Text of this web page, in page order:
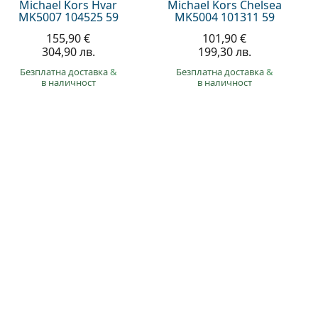
Michael Kors Hvar
MK5007 104525 59
155,90 €
304,90 лв.
Безплатна доставка&
в наличност
Michael Kors Chelsea
MK5004 101311 59
101,90 €
199,30 лв.
Безплатна доставка&
в наличност